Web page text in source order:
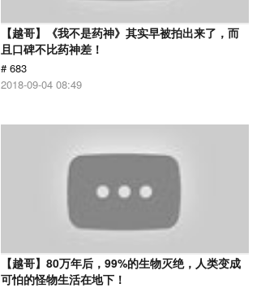
【越哥】《我不是药神》其实早被拍出来了，而
且口碑不比药神差！
# 683
2018-09-04 08:49
【越哥】80万年后，99%的生物灭绝，人类变成
可怕的怪物生活在地下！